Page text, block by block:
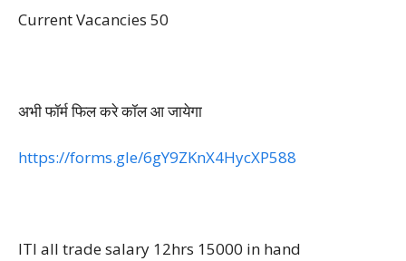
Current Vacancies 50
अभी फॉर्म फिल करे कॉल आ जायेगा
https://forms.gle/6gY9ZKnX4HycXP588
ITI all trade salary 12hrs 15000 in hand